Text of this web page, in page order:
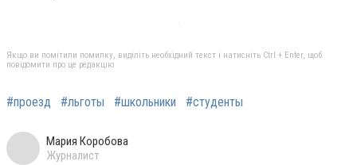
Якщо ви помітили помилку, виділіть необхідний текст і натисніть Ctrl + Enter, щоб
повідомити про це редакцію
#проезд #льготы #школьники #студенты
Мария Коробова
Журналист